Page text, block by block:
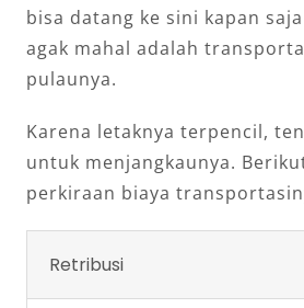
bisa datang ke sini kapan
agak mahal adalah
pulaunya.
Karena letaknya terpencil,
untuk menjangkaunya.
perkiraan biaya
Retribusi